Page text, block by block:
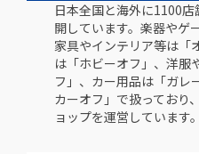
日本全国と海外に1100
開しています。楽器やゲ
家具やインテリア等は「
は「ホビーオフ」、洋服
フ」、カー用品は「ガレ
カーオフ」で扱っており
ョップを運営しています。